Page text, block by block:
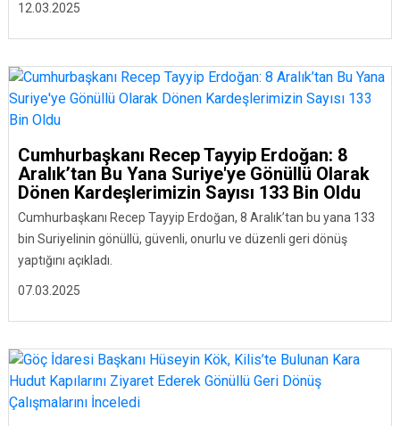
12.03.2025
07.03.2025
Cumhurbaşkanı Recep Tayyip Erdoğan: 8
Aralık’tan Bu Yana Suriye'ye Gönüllü Olarak
Dönen Kardeşlerimizin Sayısı 133 Bin Oldu
Cumhurbaşkanı Recep Tayyip Erdoğan, 8 Aralık’tan bu yana 133
bin Suriyelinin gönüllü, güvenli, onurlu ve düzenli geri dönüş
yaptığını açıkladı.